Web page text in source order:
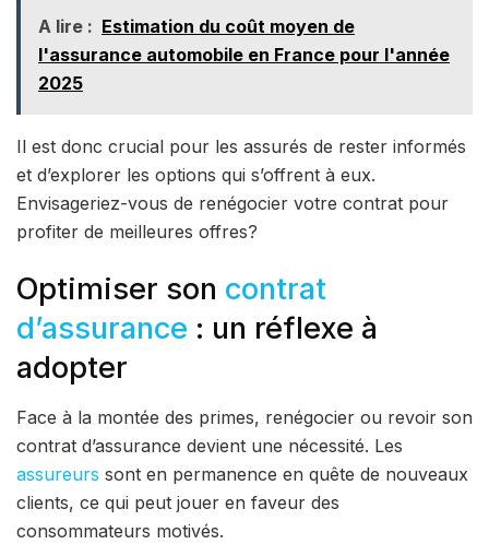
A lire : Estimation du coût moyen de
l'assurance automobile en France pour l'année
2025
Il est donc crucial pour les assurés de rester informés
et d’explorer les options qui s’offrent à eux.
Envisageriez-vous de renégocier votre contrat pour
profiter de meilleures offres?
Optimiser son contrat
d’assurance : un réflexe à
adopter
Face à la montée des primes, renégocier ou revoir son
contrat d’assurance devient une nécessité. Les
assureurs sont en permanence en quête de nouveaux
clients, ce qui peut jouer en faveur des
consommateurs motivés.